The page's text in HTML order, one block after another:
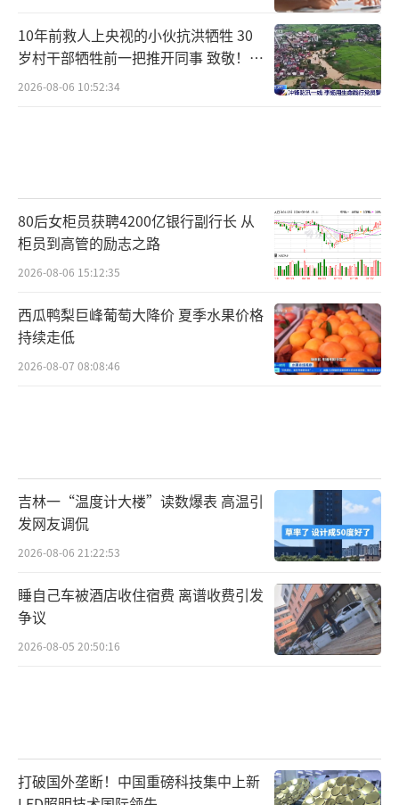
10年前救人上央视的小伙抗洪牺牲 30
岁村干部牺牲前一把推开同事 致敬！送
别！
2026-08-06 10:52:34
80后女柜员获聘4200亿银行副行长 从
柜员到高管的励志之路
2026-08-06 15:12:35
西瓜鸭梨巨峰葡萄大降价 夏季水果价格
持续走低
2026-08-07 08:08:46
吉林一“温度计大楼”读数爆表 高温引
发网友调侃
2026-08-06 21:22:53
睡自己车被酒店收住宿费 离谱收费引发
争议
2026-08-05 20:50:16
打破国外垄断！中国重磅科技集中上新